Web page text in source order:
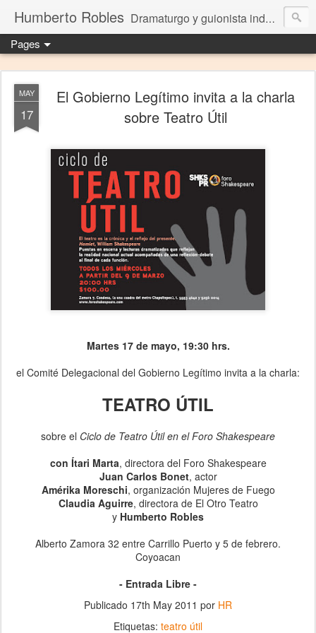
Humberto Robles Dramaturgo y guionista independiente
Pages
MAY
17
El Gobierno Legítimo invita a la charla
sobre Teatro Útil
Martes 17 de mayo, 19:30 hrs.
el Comité Delegacional del Gobierno Legítimo invita a la charla:
TEATRO ÚTIL
sobre el Ciclo de Teatro Útil en el Foro Shakespeare
con Ítari Marta, directora del Foro Shakespeare
Juan Carlos Bonet, actor
Amérika Moreschi, organización Mujeres de Fuego
Claudia Aguirre, directora de El Otro Teatro
y Humberto Robles
Alberto Zamora 32 entre Carrillo Puerto y 5 de febrero.
Coyoacan
- Entrada Libre -
Publicado 17th May 2011 por HR
Etiquetas: teatro útil